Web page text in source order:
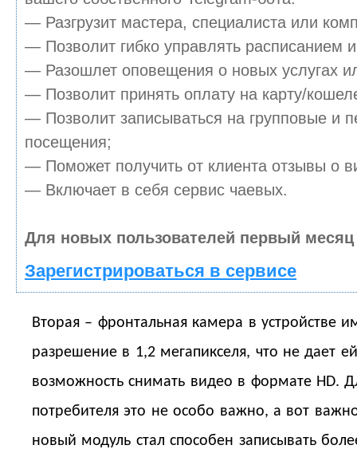
— Разгрузит мастера, специалиста или
— Позволит гибко управлять расписанием и
— Разошлет оповещения о новых услугах
— Позволит принять оплату на карту/
— Позволит записываться на групповые и
посещения;
— Поможет получить от клиента отзывы о
— Включает в себя сервис чаевых.
Для новых пользователей первый месяц
Зарегистрироваться в сервисе
Вторая – фронтальная камера в устройстве
разрешение в 1,2 мегапикселя, что не дает ей
возможность снимать видео в формате HD.
потребителя это не особо важно, а вот
новый модуль стал способен записывать